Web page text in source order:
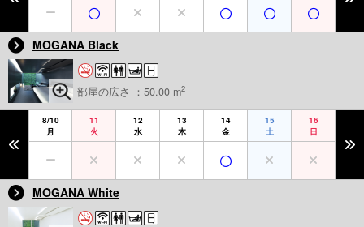
MOGANA Black
部屋の広さ ：50.00 m2
8/10
月
11
火
12
水
13
木
14
金
15
土
16
日
MOGANA White